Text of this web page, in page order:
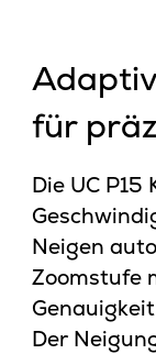
für
Die UC
Neigen
Zoomstufe
Der